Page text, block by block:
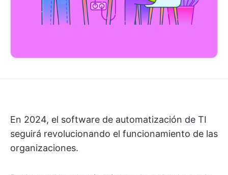
En 2024, el software de automatización de TI
seguirá revolucionando el funcionamiento de las
organizaciones.